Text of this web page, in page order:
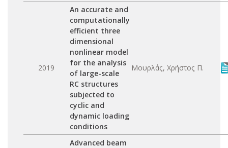
2019
An accurate and
computationally
efficient three
dimensional
nonlinear model
for the analysis
of large-scale
RC structures
subjected to
cyclic and
dynamic loading
conditions
Μουρλάς, Χρήστος Π.
Advanced beam